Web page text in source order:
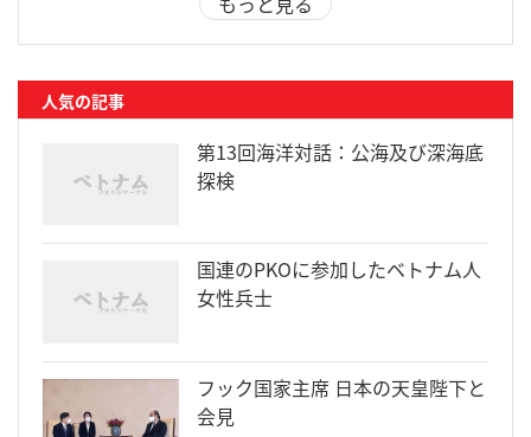
人気の記事
第13回海洋対話：公海及び深海底
探検
国連のPKOに参加したベトナム人
女性兵士
フック国家主席 日本の天皇陛下と
会見